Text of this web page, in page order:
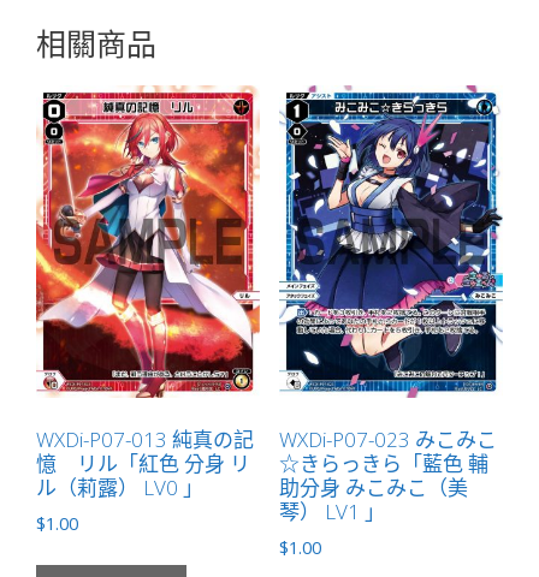
（梅
LV2
」
數
量
相關商品
WXDi-P07-013 純真の記
憶 リル「紅色 分身 リ
ル（莉露） LV0 」
$1.00
WXDi-P07-023 みこみこ
☆きらっきら「藍色 輔
助分身 みこみこ（美
琴） LV1 」
$1.00